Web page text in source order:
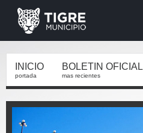
INICIO
portada
BOLETIN OFICIAL
mas recientes